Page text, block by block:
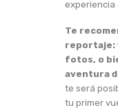
experiencia
Te
reportaje:
fotos, o
aventura
te será
tu primer